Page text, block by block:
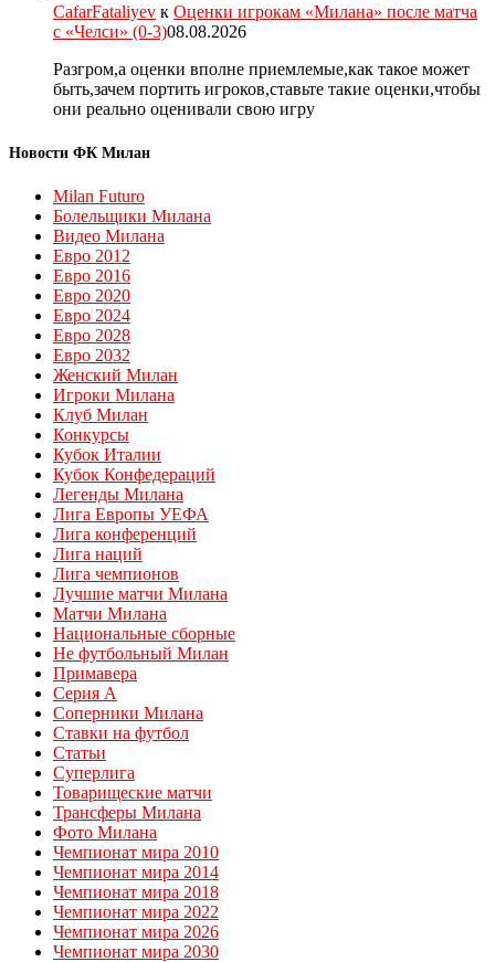
CafarFataliyev к Оценки игрокам «Милана» после матча
с «Челси» (0-3)08.08.2026
Разгром,а оценки вполне приемлемые,как такое может
быть,зачем портить игроков,ставьте такие оценки,чтобы
они реально оценивали свою игру
Новости ФК Милан
Milan Futuro
Болельщики Милана
Видео Милана
Евро 2012
Евро 2016
Евро 2020
Евро 2024
Евро 2028
Евро 2032
Женский Милан
Игроки Милана
Клуб Милан
Конкурсы
Кубок Италии
Кубок Конфедераций
Легенды Милана
Лига Европы УЕФА
Лига конференций
Лига наций
Лига чемпионов
Лучшие матчи Милана
Матчи Милана
Национальные сборные
Не футбольный Милан
Примавера
Серия А
Соперники Милана
Ставки на футбол
Статьи
Суперлига
Товарищеские матчи
Трансферы Милана
Фото Милана
Чемпионат мира 2010
Чемпионат мира 2014
Чемпионат мира 2018
Чемпионат мира 2022
Чемпионат мира 2026
Чемпионат мира 2030